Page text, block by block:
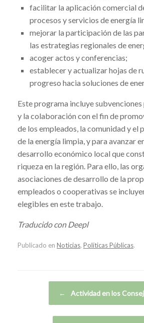
facilitar la aplicación comercial
procesos y servicios de energía
mejorar la participación de las
las estrategias regionales de
acoger actos y conferencias;
establecer y actualizar hojas de
progreso hacia soluciones de
Este programa incluye
y la colaboración con el fin de
de los empleados, la comunidad y el
de la energía limpia, y para avanzar
desarrollo económico local que
riqueza en la región. Para ello, las
asociaciones de desarrollo de la
empleados o cooperativas se
elegibles en este trabajo.
Traducido con Deepl
Publicado en Noticias, Políticas Públicas.
← Actividad en los